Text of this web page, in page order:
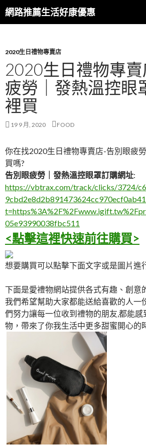
網路推薦生活好康優惠
搜
尋
要
內
容
區
2020生日禮物專賣店
2020生日禮物專
疲勞｜發熱溫控眼
裡買
19 9 月, 2020 FOOD
你在找2020生日禮物專賣店-告別眼疲
買嗎?
告別眼疲勞｜發熱溫控眼罩訂購網址:
https://vbtrax.com/track/clicks/3724/
05e93990038fbc511
<點擊這裡快速前往購買>
想要購買可以點擊下面文字或是圖片進
下面是愛禮物網站提供各式有趣、創意
我們希望幫助大家都能送給喜歡的人一
們努力讓每一位收到禮物的朋友,都能
物，帶來了你我生活中更多甜蜜開心的